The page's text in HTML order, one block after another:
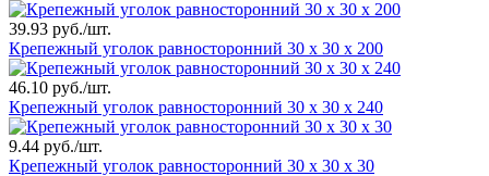
39.93 руб./шт.
Крепежный уголок равносторонний 30 х 30 х 200
46.10 руб./шт.
Крепежный уголок равносторонний 30 х 30 х 240
9.44 руб./шт.
Крепежный уголок равносторонний 30 х 30 х 30